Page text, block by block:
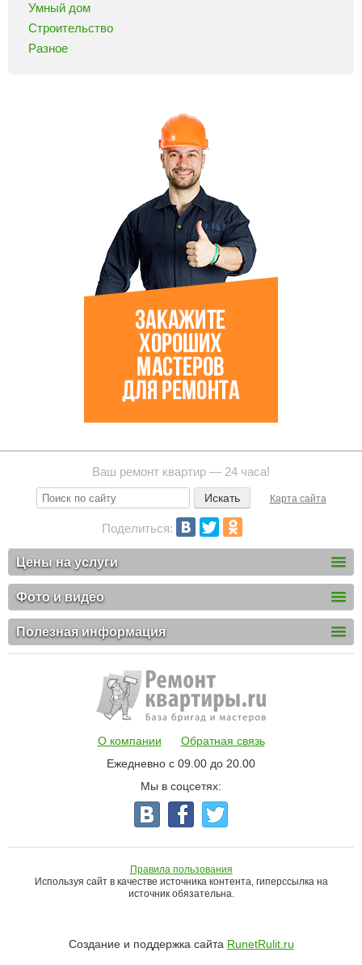
Умный дом
Строительство
Разное
Ваш ремонт квартир — 24 часа!
Карта сайта
Поделиться:
Цены на услуги
Фото и видео
Полезная информация
О компании
Обратная связь
Ежедневно с 09.00 до 20.00
Мы в соцсетях:
Правила пользования
Используя сайт в качестве источника контента, гиперссылка на
источник обязательна.
Создание и поддержка сайта RunetRulit.ru